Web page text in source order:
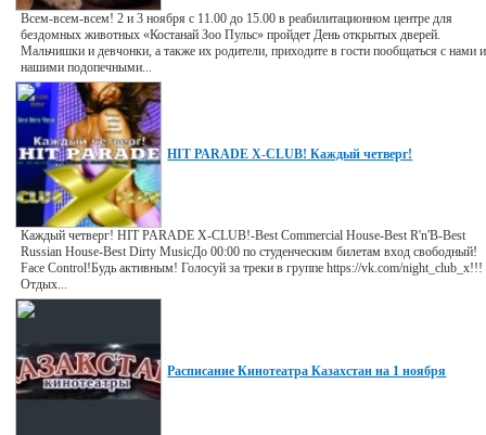
Всем-всем-всем! 2 и 3 ноября с 11.00 до 15.00 в реабилитационном центре для
бездомных животных «Костанай Зоо Пульс» пройдет День открытых дверей.
Мальчишки и девчонки, а также их родители, приходите в гости пообщаться с нами и
нашими подопечными...
HIT PARADE X-CLUB! Каждый четверг!
Каждый четверг! HIT PARADE X-CLUB!-Best Commercial House-Best R'n'B-Best
Russian House-Best Dirty MusicДо 00:00 по студенческим билетам вход свободный!
Face Control!Будь активным! Голосуй за треки в группе https://vk.com/night_club_x!!!
Отдых...
Расписание Кинотеатра Казахстан на 1 ноября